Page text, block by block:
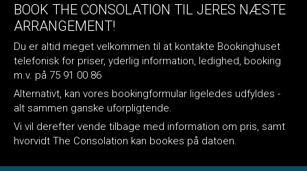
BOOK THE CONSOLATION TIL JERES NÆSTE
ARRANGEMENT!
Du er altid meget velkommen til at kontakte Bookinghuset
telefonisk for priser, yderlig information, ledighed, booking
m.v. på 75 91 00 86
Alternativt, kan vores bookingformular ligeledes udfyldes -
alt sammen ganske uforpligtende.
Vi vil derefter vende tilbage med information om pris, samt
hvorvidt The Consolation kan bookes på datoen.